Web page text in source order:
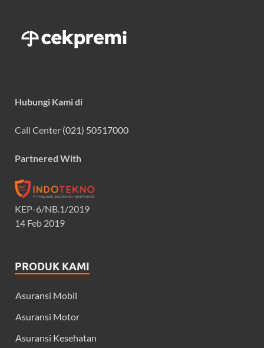
Hubungi Kami di
Call Center (021) 50517000
Partnered With
KEP-6/NB.1/2019
14 Feb 2019
PRODUK KAMI
Asuransi Mobil
Asuransi Motor
Asuransi Kesehatan